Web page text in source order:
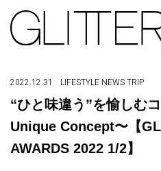
2022.12.31 LIFESTYLE NEWSTRIP
“ひと味違う”を愉しむ
Unique Concept〜【
AWARDS 2022 1/2】